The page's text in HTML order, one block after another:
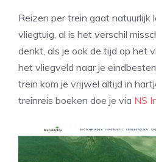
Reizen per trein gaat natuurlijk
vliegtuig, al is het verschil
denkt, als je ook de tijd op het
het vliegveld naar je
trein kom je vrijwel altijd in
treinreis boeken doe je via NS